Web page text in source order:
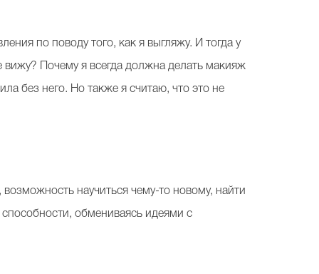
по поводу того, как я выгляжу. И тогда у
вижу? Почему я всегда должна делать макияж
без него. Но также я считаю, что это не
научиться чему-то новому, найти
обмениваясь идеями с